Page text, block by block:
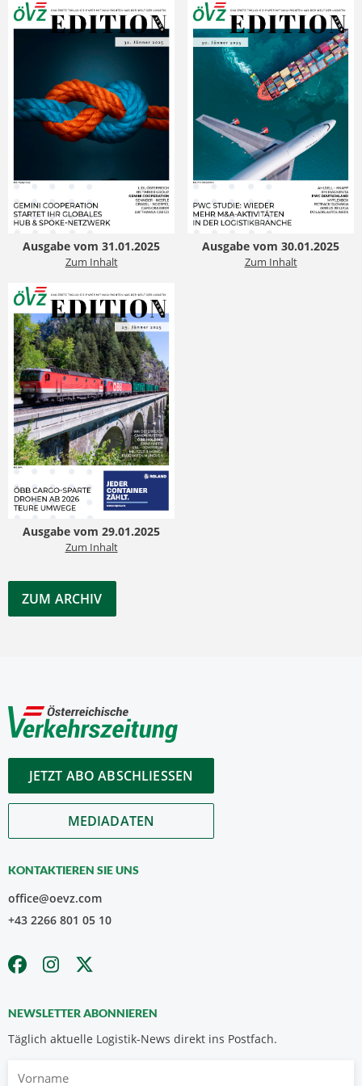
Ausgabe vom 31.01.2025
Zum Inhalt
Ausgabe vom 30.01.2025
Zum Inhalt
Ausgabe vom 29.01.2025
Zum Inhalt
ZUM ARCHIV
JETZT ABO ABSCHLIESSEN
MEDIADATEN
KONTAKTIEREN SIE UNS
office@oevz.com
+43 2266 801 05 10
NEWSLETTER ABONNIEREN
Täglich aktuelle Logistik-News direkt ins Postfach.